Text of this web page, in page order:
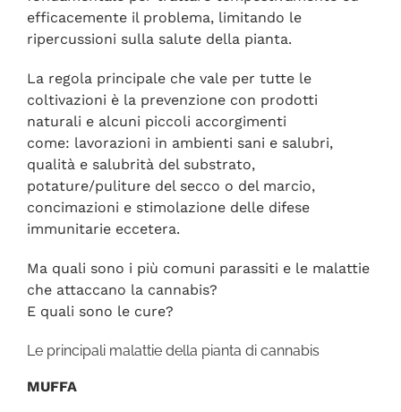
efficacemente il problema, limitando le
ripercussioni sulla salute della pianta.
La regola principale che vale per tutte le
coltivazioni è la prevenzione con prodotti
naturali e alcuni piccoli accorgimenti
come: lavorazioni in ambienti sani e salubri,
qualità e salubrità del substrato,
potature/puliture del secco o del marcio,
concimazioni e stimolazione delle difese
immunitarie eccetera.
Ma quali sono i più comuni parassiti e le malattie
che attaccano la cannabis?
E quali sono le cure?
Le principali malattie della pianta di cannabis
MUFFA